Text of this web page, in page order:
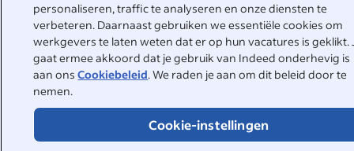
personaliseren, traffic te analyseren en onze diensten te
verbeteren. Daarnaast gebruiken we essentiële cookies om
werkgevers te laten weten dat er op hun vacatures is geklikt.
gaat ermee akkoord dat je gebruik van Indeed onderhevig is
aan onsCookiebeleid. We raden je aan om dit beleid door te
nemen.
Cookie-instellingen